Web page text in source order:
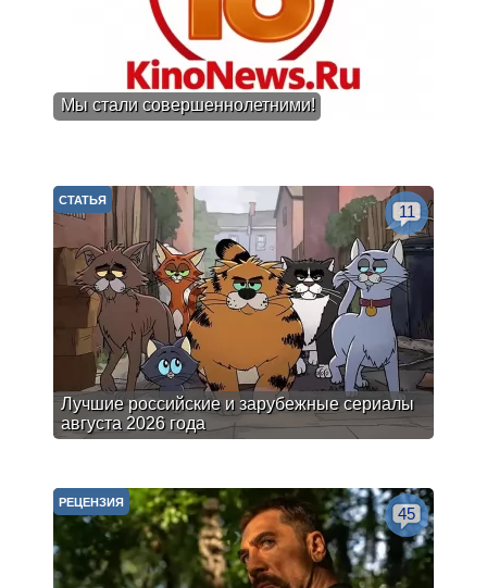
Мы стали совершеннолетними!
Лучшие российские и зарубежные сериалы
августа 2026 года
СТАТЬЯ
11
РЕЦЕНЗИЯ
45